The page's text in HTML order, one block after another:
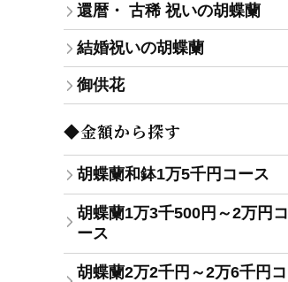
還暦・ 古稀 祝いの胡蝶蘭
結婚祝いの胡蝶蘭
御供花
◆金額から探す
胡蝶蘭和鉢1万5千円コース
胡蝶蘭1万3千500円～2万円コ
ース
胡蝶蘭2万2千円～2万6千円コ